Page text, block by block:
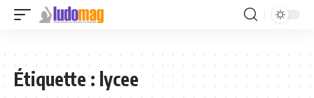
Étiquette :lycee